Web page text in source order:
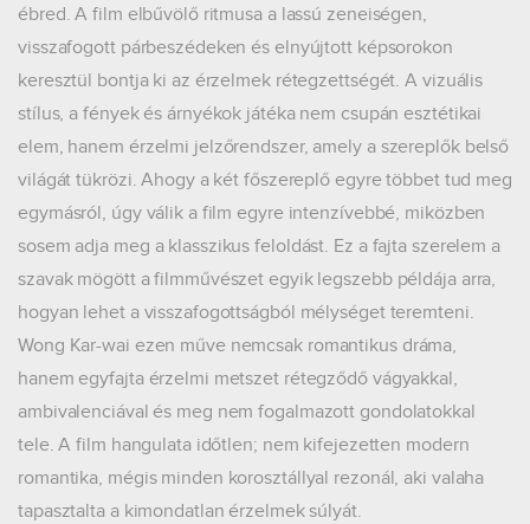
ébred. A film elbűvölő ritmusa a lassú zeneiségen,
visszafogott párbeszédeken és elnyújtott képsorokon
keresztül bontja ki az érzelmek rétegzettségét. A vizuális
stílus, a fények és árnyékok játéka nem csupán esztétikai
elem, hanem érzelmi jelzőrendszer, amely a szereplők belső
világát tükrözi. Ahogy a két főszereplő egyre többet tud meg
egymásról, úgy válik a film egyre intenzívebbé, miközben
sosem adja meg a klasszikus feloldást. Ez a fajta szerelem a
szavak mögött a filmművészet egyik legszebb példája arra,
hogyan lehet a visszafogottságból mélységet teremteni.
Wong Kar-wai ezen műve nemcsak romantikus dráma,
hanem egyfajta érzelmi metszet rétegződő vágyakkal,
ambivalenciával és meg nem fogalmazott gondolatokkal
tele. A film hangulata időtlen; nem kifejezetten modern
romantika, mégis minden korosztállyal rezonál, aki valaha
tapasztalta a kimondatlan érzelmek súlyát.